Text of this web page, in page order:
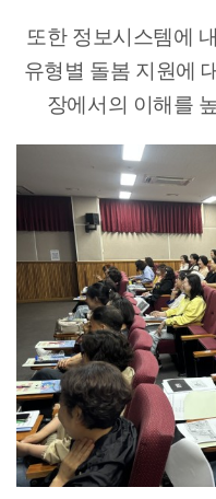
또한 정보시스템에
유형별 돌봄 지원에
장에서의 이해를